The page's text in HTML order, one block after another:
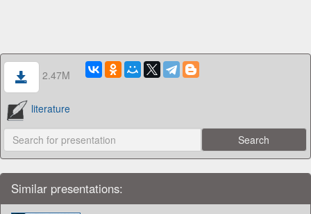
2.47M
literature
Similar presentations: